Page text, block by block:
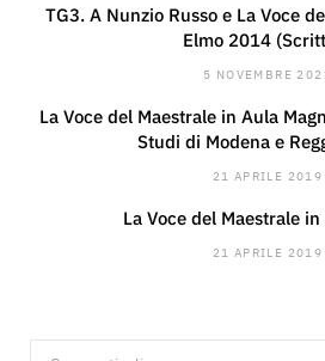
TG3. A Nunzio Russo e La Voce
Elmo 2014
5 NOVEMBRE
La Voce del Maestrale in Aula
Studi di Modena e
21 APRILE 2019
La Voce del Maestrale
21 APRILE 2019
Search